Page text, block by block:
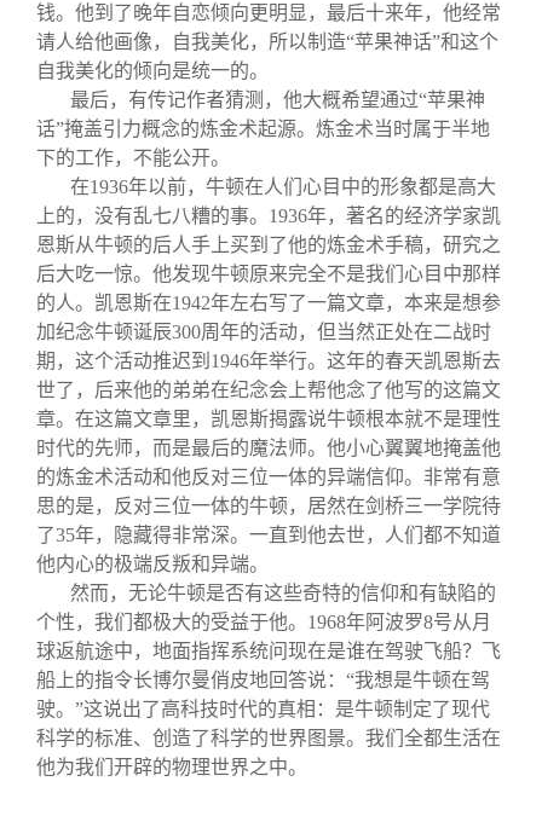
钱。他到了晚年自恋倾向更明显，最后十来年，他经常
请人给他画像，自我美化，所以制造“苹果神话”和这个
自我美化的倾向是统一的。
最后，有传记作者猜测，他大概希望通过“苹果神
话”掩盖引力概念的炼金术起源。炼金术当时属于半地
下的工作，不能公开。
在1936年以前，牛顿在人们心目中的形象都是高大
上的，没有乱七八糟的事。1936年，著名的经济学家凯
恩斯从牛顿的后人手上买到了他的炼金术手稿，研究之
后大吃一惊。他发现牛顿原来完全不是我们心目中那样
的人。凯恩斯在1942年左右写了一篇文章，本来是想参
加纪念牛顿诞辰300周年的活动，但当然正处在二战时
期，这个活动推迟到1946年举行。这年的春天凯恩斯去
世了，后来他的弟弟在纪念会上帮他念了他写的这篇文
章。在这篇文章里，凯恩斯揭露说牛顿根本就不是理性
时代的先师，而是最后的魔法师。他小心翼翼地掩盖他
的炼金术活动和他反对三位一体的异端信仰。非常有意
思的是，反对三位一体的牛顿，居然在剑桥三一学院待
了35年，隐藏得非常深。一直到他去世，人们都不知道
他内心的极端反叛和异端。
然而，无论牛顿是否有这些奇特的信仰和有缺陷的
个性，我们都极大的受益于他。1968年阿波罗8号从月
球返航途中，地面指挥系统问现在是谁在驾驶飞船？飞
船上的指令长博尔曼俏皮地回答说：“我想是牛顿在驾
驶。”这说出了高科技时代的真相：是牛顿制定了现代
科学的标准、创造了科学的世界图景。我们全都生活在
他为我们开辟的物理世界之中。